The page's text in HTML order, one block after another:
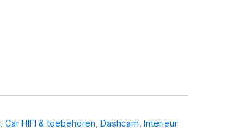
Car HIFI & toebehoren Dashcam Interieur